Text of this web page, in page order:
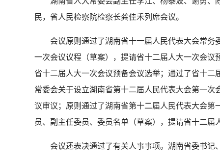
民，省人民检察院检察长龚佳禾列席会议。
会议原则通过了湖南省十一届人民代表大会常务
一次会议议程（草案），提请省十二届人大一次会
省十二届人大一次会议预备会议选举；通过了省十
常委会关于设立湖南省第十二届人民代表大会第一
议审议；原则通过了湖南省第十二届人民代表大会
员、副主任委员、委员名单（草案），提请省十二届
会议还表决通过了有关人事事项。湖南省委书记